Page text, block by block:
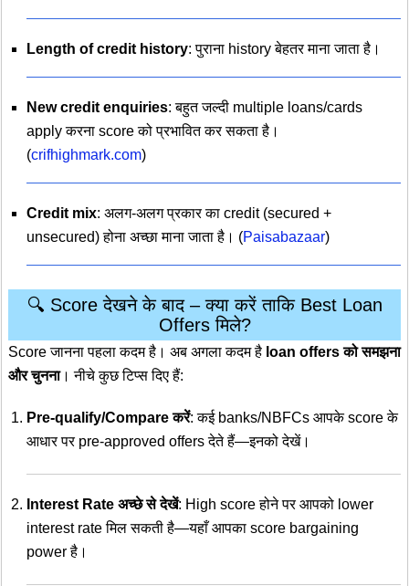
Length of credit history: पुराना history बेहतर माना जाता है।
New credit enquiries: बहुत जल्दी multiple loans/cards
apply करना score को प्रभावित कर सकता है।
(crifhighmark.com)
Credit mix: अलग-अलग प्रकार का credit (secured +
unsecured) होना अच्छा माना जाता है। (Paisabazaar)
🔍 Score देखने के बाद – क्या करें ताकि Best Loan
Offers मिले?
Score जानना पहला कदम है। अब अगला कदम है loan offers को समझना
और चुनना। नीचे कुछ टिप्स दिए हैं:
Pre-qualify/Compare करें: कई banks/NBFCs आपके score के
आधार पर pre-approved offers देते हैं—इनको देखें।
Interest Rate अच्छे से देखें: High score होने पर आपको lower
interest rate मिल सकती है—यहाँ आपका score bargaining
power है।